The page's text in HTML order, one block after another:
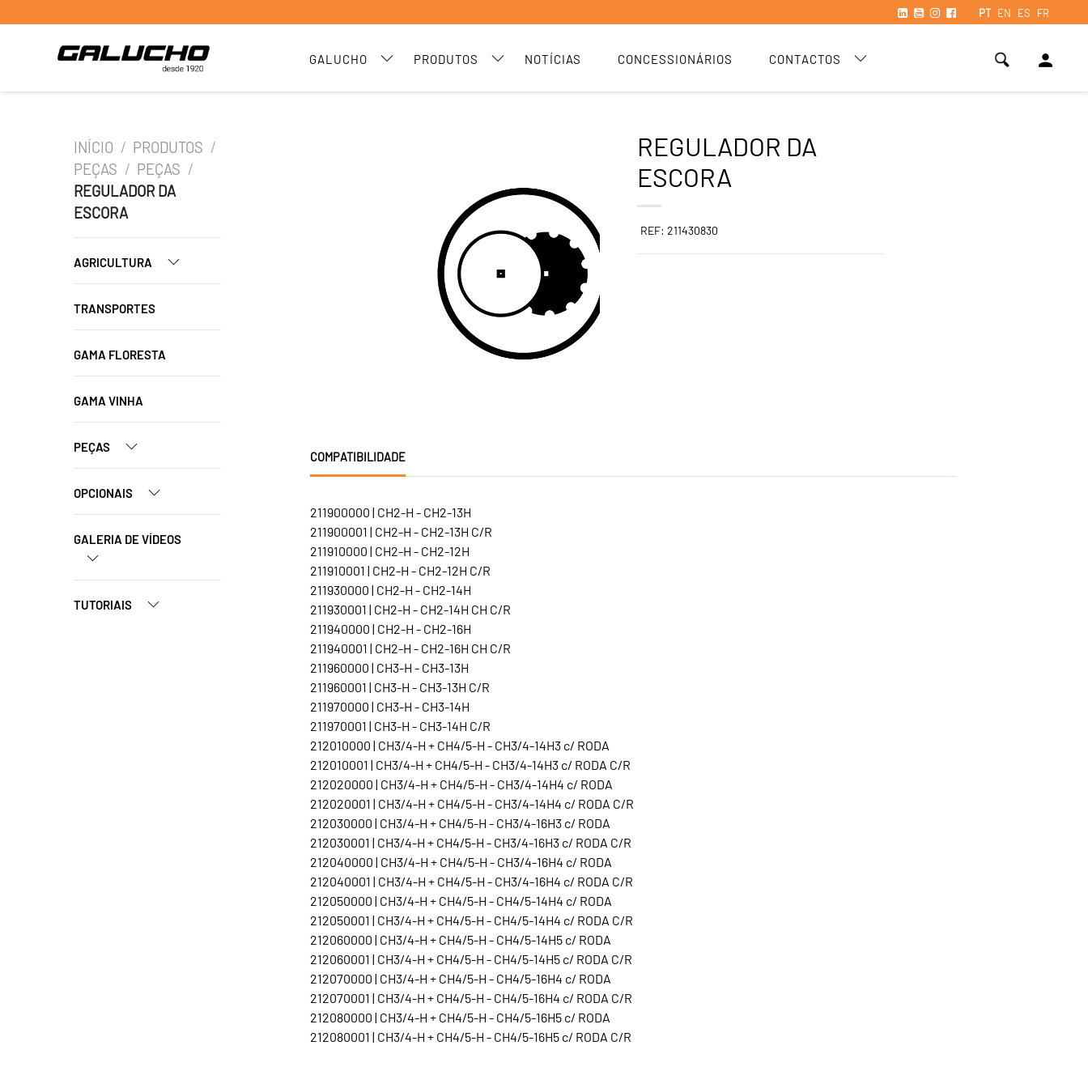
PT EN ES FR
GALUCHO PRODUTOS NOTÍCIAS CONCESSIONÁRIOS CONTACTOS person
INÍCIO / PRODUTOS /
PEÇAS / PEÇAS /
REGULADOR DA
ESCORA
AGRICULTURA
TRANSPORTES
GAMA FLORESTA
GAMA VINHA
PEÇAS
OPCIONAIS
GALERIA DE VÍDEOS
TUTORIAIS
REGULADOR DA
ESCORA
REF: 211430830
COMPATIBILIDADE
211900000 | CH2-H - CH2-13H
211900001 | CH2-H - CH2-13H C/R
211910000 | CH2-H - CH2-12H
211910001 | CH2-H - CH2-12H C/R
211930000 | CH2-H - CH2-14H
211930001 | CH2-H - CH2-14H CH C/R
211940000 | CH2-H - CH2-16H
211940001 | CH2-H - CH2-16H CH C/R
211960000 | CH3-H - CH3-13H
211960001 | CH3-H - CH3-13H C/R
211970000 | CH3-H - CH3-14H
211970001 | CH3-H - CH3-14H C/R
212010000 | CH3/4-H + CH4/5-H - CH3/4-14H3 c/ RODA
212010001 | CH3/4-H + CH4/5-H - CH3/4-14H3 c/ RODA C/R
212020000 | CH3/4-H + CH4/5-H - CH3/4-14H4 c/ RODA
212020001 | CH3/4-H + CH4/5-H - CH3/4-14H4 c/ RODA C/R
212030000 | CH3/4-H + CH4/5-H - CH3/4-16H3 c/ RODA
212030001 | CH3/4-H + CH4/5-H - CH3/4-16H3 c/ RODA C/R
212040000 | CH3/4-H + CH4/5-H - CH3/4-16H4 c/ RODA
212040001 | CH3/4-H + CH4/5-H - CH3/4-16H4 c/ RODA C/R
212050000 | CH3/4-H + CH4/5-H - CH4/5-14H4 c/ RODA
212050001 | CH3/4-H + CH4/5-H - CH4/5-14H4 c/ RODA C/R
212060000 | CH3/4-H + CH4/5-H - CH4/5-14H5 c/ RODA
212060001 | CH3/4-H + CH4/5-H - CH4/5-14H5 c/ RODA C/R
212070000 | CH3/4-H + CH4/5-H - CH4/5-16H4 c/ RODA
212070001 | CH3/4-H + CH4/5-H - CH4/5-16H4 c/ RODA C/R
212080000 | CH3/4-H + CH4/5-H - CH4/5-16H5 c/ RODA
212080001 | CH3/4-H + CH4/5-H - CH4/5-16H5 c/ RODA C/R